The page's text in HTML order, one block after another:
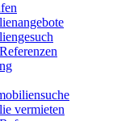
vermieten